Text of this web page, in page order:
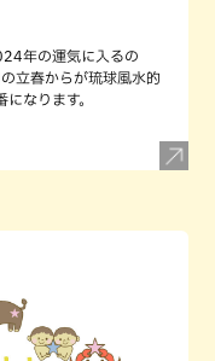
年の運気に入るの
立春からが琉球風水的
なります。